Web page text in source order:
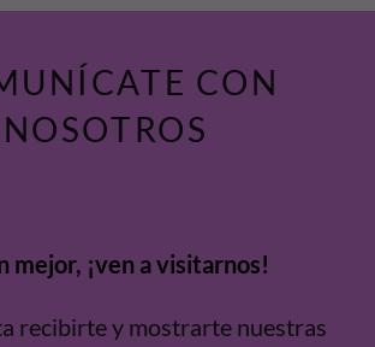
CON
NOSOTROS
mejor, ¡ven a visitarnos!
recibirte y mostrarte nuestras